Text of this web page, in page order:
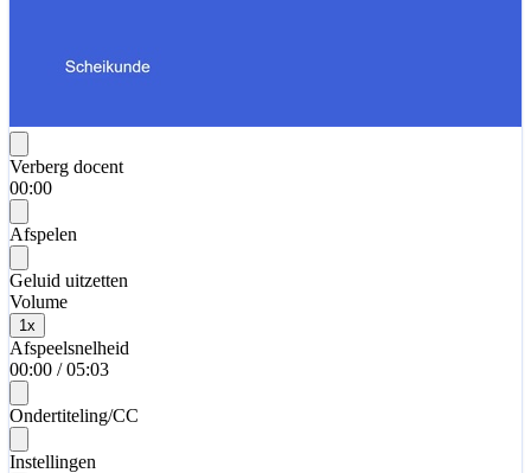
Verberg docent
00:00
Afspelen
Geluid uitzetten
Volume
1 x
Afspeelsnelheid
00:00 / 05:03
Ondertiteling/CC
Instellingen